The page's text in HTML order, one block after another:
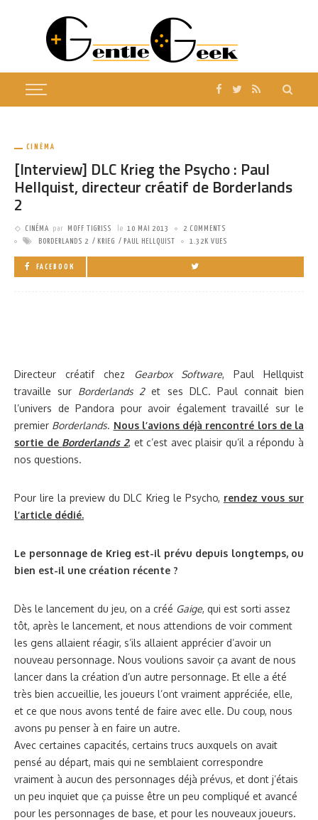
CINÉMA
[Interview] DLC Krieg the Psycho : Paul
Hellquist, directeur créatif de Borderlands
2
CINÉMA par MOFF TIGRISS le 10 MAI 2013
2 COMMENTS
BORDERLANDS 2
KRIEG PAUL HELLQUIST 1.32K VUES
FACEBOOK
Directeur créatif chez Gearbox Software, Paul Hellquist
travaille sur Borderlands 2et ses DLC. Paul connait bien
l’univers de Pandora pour avoir également travaillé sur le
premier Borderlands. Nous l’avions déjà rencontré lors de la
sortie de Borderlands 2, et c’est avec plaisir qu’il a répondu à
nos questions.
Pour lire la preview du DLC Krieg le Psycho, rendez vous sur
l’article dédié.
Le personnage de Krieg est-il prévu depuis longtemps, ou
bien est-il une création récente ?
Dès le lancement du jeu, on a créé Gaige, qui est sorti assez
tôt, après le lancement, et nous attendions de voir comment
les gens allaient réagir, s’ils allaient apprécier d’avoir un
nouveau personnage. Nous voulions savoir ça avant de nous
lancer dans la création d’un autre personnage. Et elle a été
très bien accueillie, les joueurs l’ont vraiment appréciée, elle,
et ce que nous avons tenté de faire avec elle. Du coup, nous
avons pu penser à en faire un autre.
Avec certaines capacités, certains trucs auxquels on avait
pensé au départ, mais qui ne semblaient correspondre
vraiment à aucun des personnages déjà prévus, et dont j’étais
un peu inquiet que ça puisse être un peu compliqué et avancé
pour les personnages de base, et pour les nouveaux joueurs.